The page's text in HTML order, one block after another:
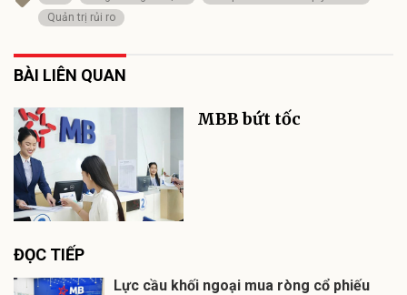
Quản trị rủi ro
BÀI LIÊN QUAN
MBB bứt tốc
ĐỌC TIẾP
Lực cầu khối ngoại mua ròng cổ phiếu